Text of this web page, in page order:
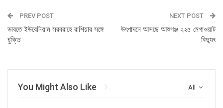
PREV POST
ভারতে ইউরেনিয়াম সরবরাহে রাশিয়ার সঙ্গে
চুক্তি
NEXT POST
উৎপাদনে আসছে আশুগঞ্জ ২২৫ মেগাওয়াট
বিদ্যুৎ
All
You Might Also Like